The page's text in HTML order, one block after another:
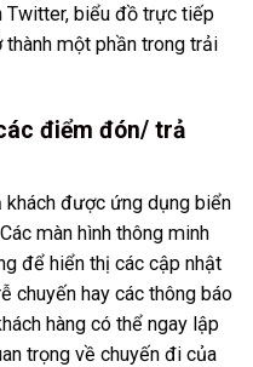
Twitter, biểu đồ trực tiếp
một phần trong trải
điểm đón/ trả
được ứng dụng biển
màn hình thông minh
để hiển thị các cập nhật
chuyến hay các thông báo
hàng có thể ngay lập
trọng về chuyến đi của